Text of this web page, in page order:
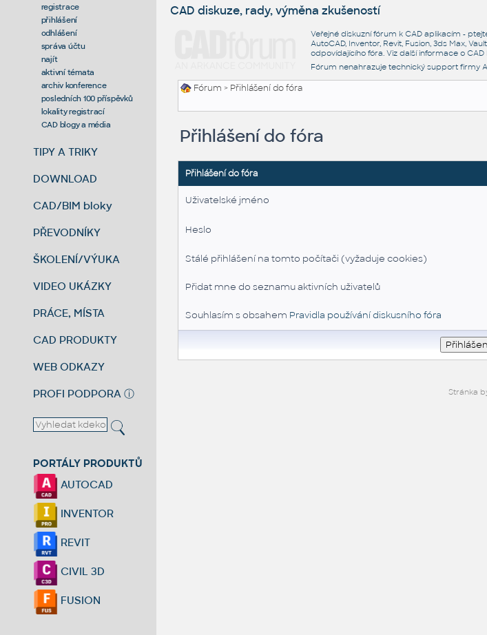
registrace
přihlášení
odhlášení
správa účtu
najít
aktivní témata
archiv konference
posledních 100 příspěvků
lokality registrací
CAD blogy a média
TIPY A TRIKY
DOWNLOAD
CAD/BIM bloky
PŘEVODNÍKY
ŠKOLENÍ/VÝUKA
VIDEO UKÁZKY
PRÁCE, MÍSTA
CAD PRODUKTY
WEB ODKAZY
PROFI PODPORA ⓘ
PORTÁLY PRODUKTŮ
AUTOCAD
INVENTOR
REVIT
CIVIL 3D
FUSION
CAD diskuze, rady, výměna zkušeností
Veřejné diskuzní fórum k CAD aplikacím -
AutoCAD, Inventor, Revit, Fusion, 3ds Max,
odpovídajícího fóra. Viz další informace o CAD
Fórum nenahrazuje technický support firmy
Fórum > Přihlášení do fóra
Přihlášení do fóra
Přihlášení do fóra
Uživatelské jméno
Heslo
Stálé přihlášení na tomto počítači (vyžaduje cookies)
Přidat mne do seznamu aktivních uživatelů
Souhlasím s obsahem Pravidla používání diskusního fóra
Stránka